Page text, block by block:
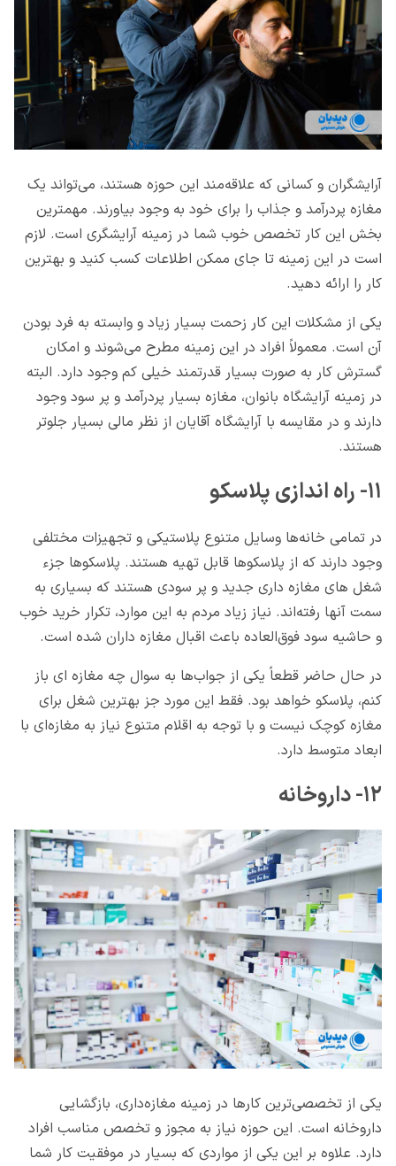
آرایشگران و کسانی که علاقه‌مند این حوزه هستند، می‌تواند یک
مغازه پردرآمد و جذاب را برای خود به وجود بیاورند. مهمترین
بخش این کار تخصص خوب شما در زمینه آرایشگری است. لازم
است در این زمینه تا جای ممکن اطلاعات کسب کنید و بهترین
کار را ارائه دهید.
یکی از مشکلات این کار زحمت بسیار زیاد و وابسته به فرد بودن
آن است. معمولاً افراد در این زمینه مطرح می‌شوند و امکان
گسترش کار به صورت بسیار قدرتمند خیلی کم وجود دارد. البته
در زمینه آرایشگاه بانوان، مغازه بسیار پردرآمد و پر سود وجود
دارند و در مقایسه با آرایشگاه آقایان از نظر مالی بسیار جلوتر
هستند.
۱۱- راه اندازی پلاسکو
در تمامی خانه‌ها وسایل متنوع پلاستیکی و تجهیزات مختلفی
وجود دارند که از پلاسکوها قابل تهیه هستند. پلاسکوها جزء
شغل های مغازه داری جدید و پر سودی هستند که بسیاری به
سمت آنها رفته‌اند. نیاز زیاد مردم به این موارد، تکرار خرید خوب
و حاشیه سود فوق‌العاده باعث اقبال مغازه داران شده است.
در حال حاضر قطعاً یکی از جواب‌ها به سوال چه مغازه ای باز
کنم، پلاسکو خواهد بود. فقط این مورد جز بهترین شغل برای
مغازه کوچک نیست و با توجه به اقلام متنوع نیاز به مغازه‌ای با
ابعاد متوسط دارد.
۱۲- داروخانه
یکی از تخصصی‌ترین کارها در زمینه مغازه‌داری، بازگشایی
داروخانه است. این حوزه نیاز به مجوز و تخصص مناسب افراد
دارد. علاوه بر این یکی از مواردی که بسیار در موفقیت کار شما